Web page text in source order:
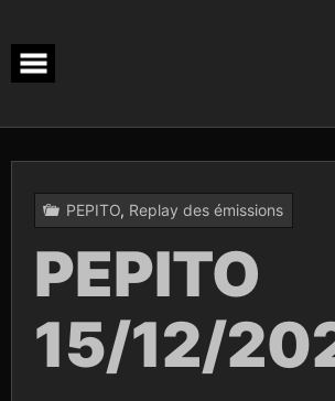
content
PEPITO, Replay des émissions
15/12/